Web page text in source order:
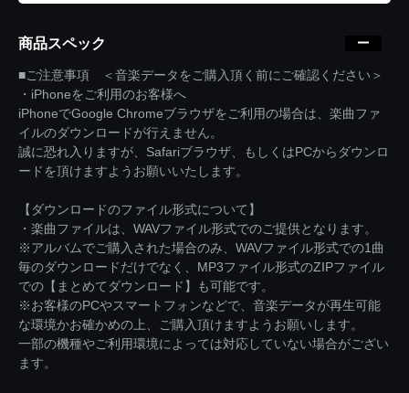
商品スペック
■ご注意事項 ＜音楽データをご購入頂く前にご確認ください＞
・iPhoneをご利用のお客様へ
iPhoneでGoogle Chromeブラウザをご利用の場合は、楽曲ファ
イルのダウンロードが行えません。
誠に恐れ入りますが、Safariブラウザ、もしくはPCからダウンロ
ードを頂けますようお願いいたします。
【ダウンロードのファイル形式について】
・楽曲ファイルは、WAVファイル形式でのご提供となります。
※アルバムでご購入された場合のみ、WAVファイル形式での1曲
毎のダウンロードだけでなく、MP3ファイル形式のZIPファイル
での【まとめてダウンロード】も可能です。
※お客様のPCやスマートフォンなどで、音楽データが再生可能
な環境かお確かめの上、ご購入頂けますようお願いします。
一部の機種やご利用環境によっては対応していない場合がござい
ます。